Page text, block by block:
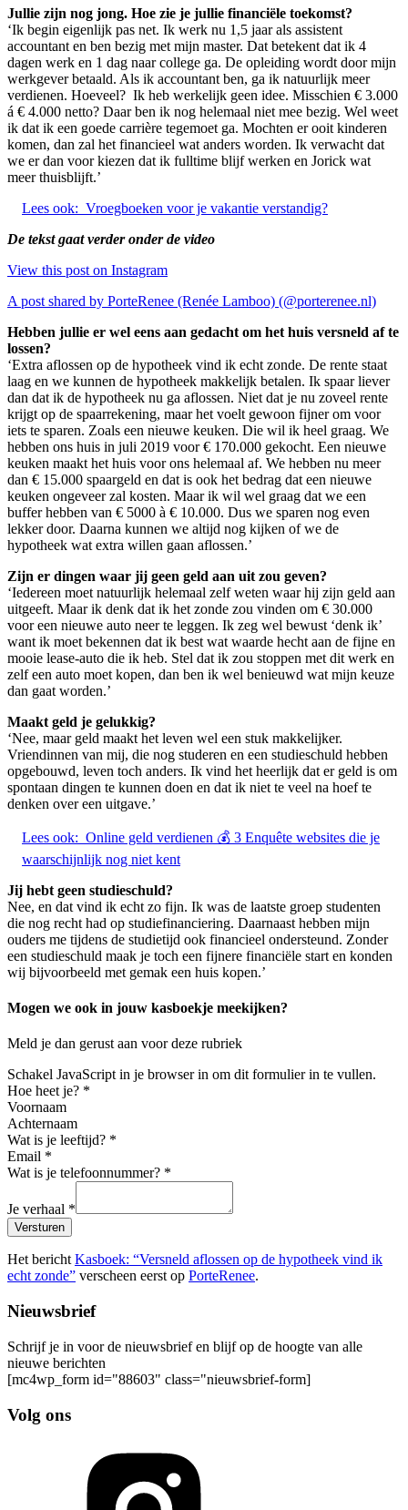
Jullie zijn nog jong. Hoe zie je jullie financiële toekomst?
‘Ik begin eigenlijk pas net. Ik werk nu 1,5 jaar als assistent
accountant en ben bezig met mijn master. Dat betekent dat ik 4
dagen werk en 1 dag naar college ga. De opleiding wordt door mijn
werkgever betaald. Als ik accountant ben, ga ik natuurlijk meer
verdienen. Hoeveel? Ik heb werkelijk geen idee. Misschien € 3.000
á € 4.000 netto? Daar ben ik nog helemaal niet mee bezig. Wel weet
ik dat ik een goede carrière tegemoet ga. Mochten er ooit kinderen
komen, dan zal het financieel wat anders worden. Ik verwacht dat
we er dan voor kiezen dat ik fulltime blijf werken en Jorick wat
meer thuisblijft.’
Lees ook: Vroegboeken voor je vakantie verstandig?
De tekst gaat verder onder de video
View this post on Instagram
A post shared by PorteRenee (Renée Lamboo) (@porterenee.nl)
Hebben jullie er wel eens aan gedacht om het huis versneld af te
lossen?
‘Extra aflossen op de hypotheek vind ik echt zonde. De rente staat
laag en we kunnen de hypotheek makkelijk betalen. Ik spaar liever
dan dat ik de hypotheek nu ga aflossen. Niet dat je nu zoveel rente
krijgt op de spaarrekening, maar het voelt gewoon fijner om voor
iets te sparen. Zoals een nieuwe keuken. Die wil ik heel graag. We
hebben ons huis in juli 2019 voor € 170.000 gekocht. Een nieuwe
keuken maakt het huis voor ons helemaal af. We hebben nu meer
dan € 15.000 spaargeld en dat is ook het bedrag dat een nieuwe
keuken ongeveer zal kosten. Maar ik wil wel graag dat we een
buffer hebben van € 5000 à € 10.000. Dus we sparen nog even
lekker door. Daarna kunnen we altijd nog kijken of we de
hypotheek wat extra willen gaan aflossen.’
Zijn er dingen waar jij geen geld aan uit zou geven?
‘Iedereen moet natuurlijk helemaal zelf weten waar hij zijn geld aan
uitgeeft. Maar ik denk dat ik het zonde zou vinden om € 30.000
voor een nieuwe auto neer te leggen. Ik zeg wel bewust ‘denk ik’
want ik moet bekennen dat ik best wat waarde hecht aan de fijne en
mooie lease-auto die ik heb. Stel dat ik zou stoppen met dit werk en
zelf een auto moet kopen, dan ben ik wel benieuwd wat mijn keuze
dan gaat worden.’
Maakt geld je gelukkig?
‘Nee, maar geld maakt het leven wel een stuk makkelijker.
Vriendinnen van mij, die nog studeren en een studieschuld hebben
opgebouwd, leven toch anders. Ik vind het heerlijk dat er geld is om
spontaan dingen te kunnen doen en dat ik niet te veel na hoef te
denken over een uitgave.’
Lees ook: Online geld verdienen 💰 3 Enquête websites die je
waarschijnlijk nog niet kent
Jij hebt geen studieschuld?
Nee, en dat vind ik echt zo fijn. Ik was de laatste groep studenten
die nog recht had op studiefinanciering. Daarnaast hebben mijn
ouders me tijdens de studietijd ook financieel ondersteund. Zonder
een studieschuld maak je toch een fijnere financiële start en konden
wij bijvoorbeeld met gemak een huis kopen.’
Mogen we ook in jouw kasboekje meekijken?
Meld je dan gerust aan voor deze rubriek
Schakel JavaScript in je browser in om dit formulier in te vullen.
Hoe heet je? *
Voornaam
Achternaam
Wat is je leeftijd? *
Email *
Wat is je telefoonnummer? *
Je verhaal *
Versturen
Het bericht Kasboek: “Versneld aflossen op de hypotheek vind ik
echt zonde” verscheen eerst op PorteRenee.
Nieuwsbrief
Schrijf je in voor de nieuwsbrief en blijf op de hoogte van alle
nieuwe berichten
[mc4wp_form id="88603" class="nieuwsbrief-form]
Volg ons